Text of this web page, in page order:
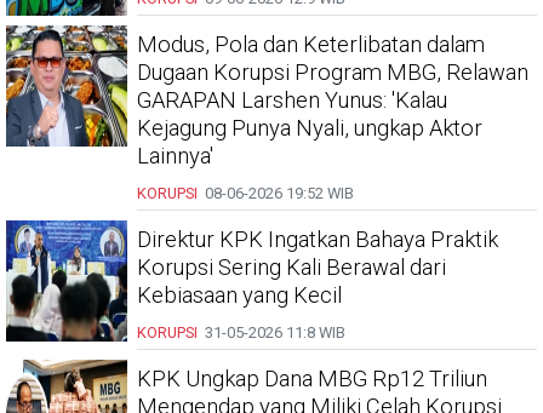
Modus, Pola dan Keterlibatan dalam
Dugaan Korupsi Program MBG, Relawan
GARAPAN Larshen Yunus: 'Kalau
Kejagung Punya Nyali, ungkap Aktor
Lainnya'
KORUPSI 08-06-2026 19:52 WIB
Direktur KPK Ingatkan Bahaya Praktik
Korupsi Sering Kali Berawal dari
Kebiasaan yang Kecil
KORUPSI 31-05-2026 11:8 WIB
KPK Ungkap Dana MBG Rp12 Triliun
Mengendap yang Miliki Celah Korupsi